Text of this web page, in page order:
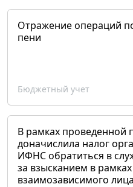
Отражение операций
пени
Бюджетный учет
В рамках
доначислила налог
ИФНС обратиться в
за взысканием в
взаимозависимого